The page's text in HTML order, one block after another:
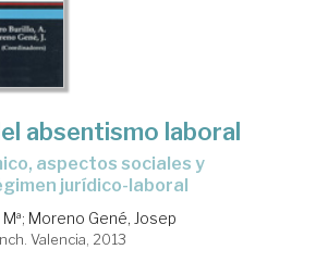
absentismo laboral
jurídico-laboral
; Moreno Gené, Josep
Valencia, 2013